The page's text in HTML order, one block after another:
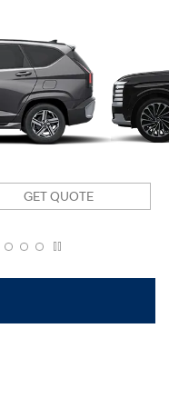
GET QUOTE